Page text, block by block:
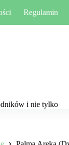
Regulamin
i nie tylko